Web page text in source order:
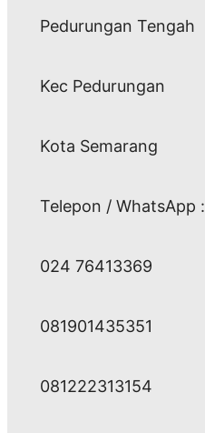
Pedurungan Tengah
Kec Pedurungan
Kota Semarang
Telepon / WhatsApp :
024 76413369
081901435351
081222313154